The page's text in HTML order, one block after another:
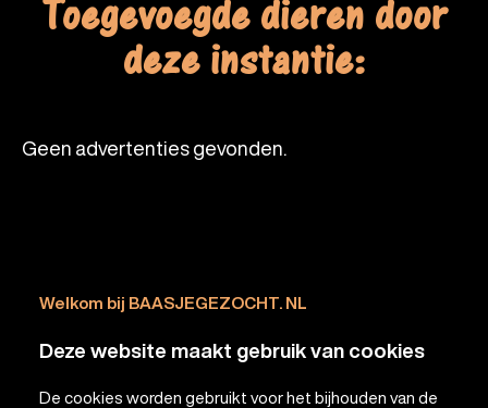
Welkom bij BAASJEGEZOCHT. NL
Deze website maakt gebruik van cookies
De cookies worden gebruikt voor het bijhouden van de
Toegevoegde dieren door
deze instantie:
Geen advertenties gevonden.